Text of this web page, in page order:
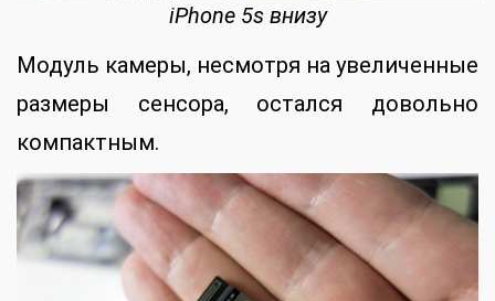
iPhone 5s внизу
Модуль камеры, несмотря на увеличенные
размеры сенсора, остался довольно
компактным.